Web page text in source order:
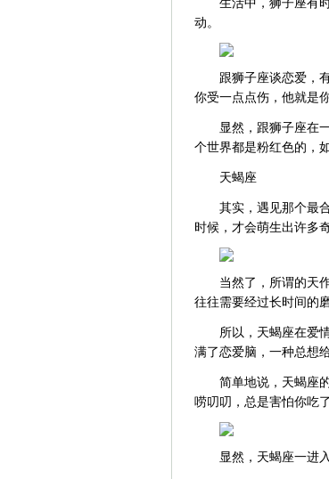
动。
跟狮子座谈恋爱，
你受一点点伤，他就是
显然，跟狮子座在
个世界都是粉红色的，
天蝎座
其实，遇见那个最
时候，才会萌生出许多
当然了，所谓的天
往往需要经过长时间的
所以，天蝎座在爱
满了恋爱脑，一种总想
简单地说，天蝎座
唠叨叨，总是害怕你吃
显然，天蝎座一进